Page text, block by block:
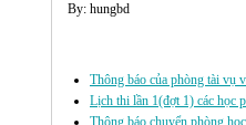
By: hungbd
Thông báo của phòng tài vụ
Lịch thi lần 1(đợt 1) các học
Thông báo chuyển phòng